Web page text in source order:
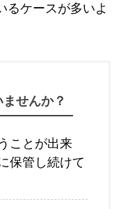
るケースが多いよ
せんか？
ことが出来
保管し続けて